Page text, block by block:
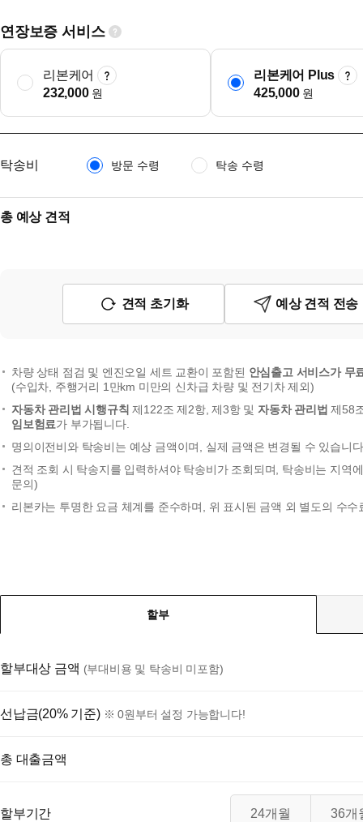
연장보증 서비스
리본케어
232,000원
리본케어 Plus
425,000원
탁송비 방문 수령 탁송 수령
총 예상 견적
견적 초기화 예상 견적 전송
차량 상태 점검 및 엔진오일 세트 교환이 포함된 안심출고 서비스가 무
(수입차, 주행거리 1만km 미만의 신차급 차량 및 전기차 제외)
자동차 관리법 시행규칙 제122조 제2항, 제3항 및자동차 관리법 제58
임보험료가 부가됩니다.
명의이전비와 탁송비는 예상 금액이며, 실제 금액은 변경될 수 있습니
견적 조회 시 탁송지를 입력하셔야 탁송비가 조회되며, 탁송비는 지역
문의)
리본카는 투명한 요금 체계를 준수하며, 위 표시된 금액 외 별도의 수
할부
할부대상 금액 (부대비용 및 탁송비 미포함)
선납금(20% 기준) ※ 0원부터 설정 가능합니다!
총 대출금액
할부기간 24개월 36개